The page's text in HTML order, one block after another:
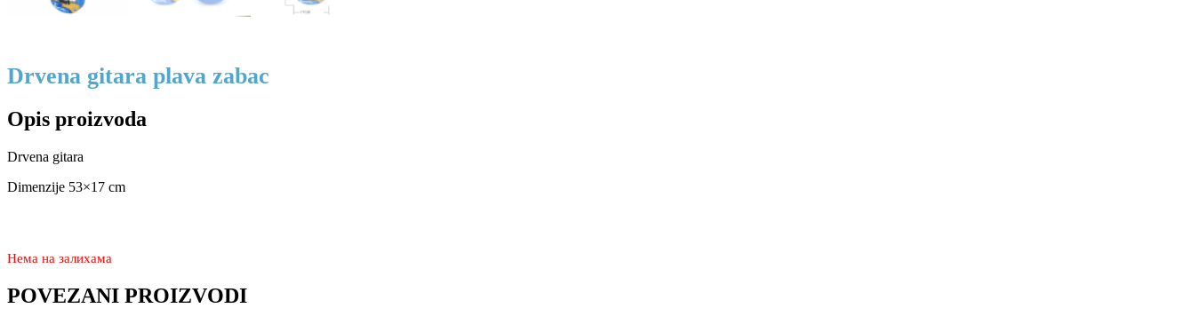
Drvena gitara plava zabac
Opis proizvoda
Drvena gitara
Dimenzije 53×17 cm
Нема на залихама
POVEZANI PROIZVODI